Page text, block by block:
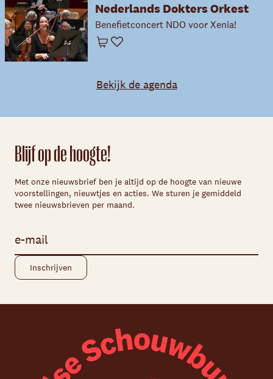
Nederlands Dokters Orkest
Benefietconcert NDO voor Xenia!
Winkelwagen
Favoriet
Bekijk de agenda
Blijf op de hoogte!
Met onze nieuwsbrief ben je altijd op de hoogte van nieuwe
voorstellingen, nieuwtjes en acties. We sturen je gemiddeld
twee nieuwsbrieven per maand.